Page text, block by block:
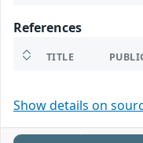
References
TITLE
Show details on